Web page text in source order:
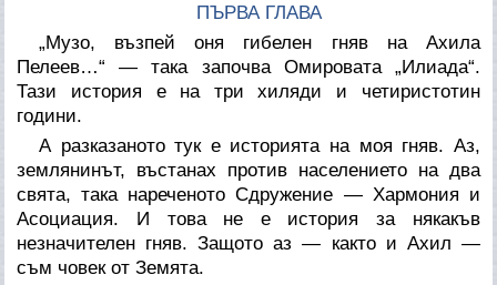
ПЪРВА ГЛАВА
„Музо, възпей оня гибелен гняв на Ахила
Пелеев…“ — така започва Омировата „Илиада“.
Тази история е на три хиляди и четиристотин
години.
А разказаното тук е историята на моя гняв. Аз,
землянинът, въстанах против населението на два
свята, така нареченото Сдружение — Хармония и
Асоциация. И това не е история за някакъв
незначителен гняв. Защото аз — както и Ахил —
съм човек от Земята.